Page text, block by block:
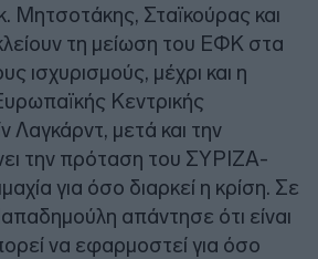
Μητσοτάκης, Σταϊκούρας και
τη μείωση του ΕΦΚ στα
ισχυρισμούς, μέχρι και η
Κεντρικής
Λαγκάρντ, μετά και την
την πρόταση του ΣΥΡΙΖΑ-
για όσο διαρκεί η κρίση. Σε
απάντησε ότι είναι
να εφαρμοστεί για όσο